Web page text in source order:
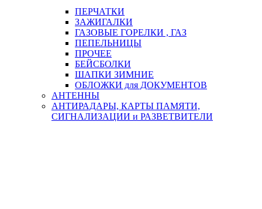
ПЕРЧАТКИ
ЗАЖИГАЛКИ
ГАЗОВЫЕ ГОРЕЛКИ , ГАЗ
ПЕПЕЛЬНИЦЫ
ПРОЧЕЕ
БЕЙСБОЛКИ
ШАПКИ ЗИМНИЕ
ОБЛОЖКИ для ДОКУМЕНТОВ
АНТЕННЫ
АНТИРАДАРЫ, КАРТЫ ПАМЯТИ,
СИГНАЛИЗАЦИИ и РАЗВЕТВИТЕЛИ